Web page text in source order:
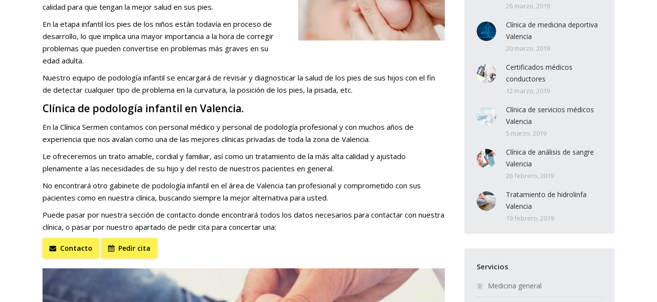
calidad para que tengan la mejor salud en sus pies.
En la etapa infantil los pies de los niños están todavía en proceso de
desarrollo, lo que implica una mayor importancia a la hora de corregir
problemas que pueden convertise en problemas más graves en su
edad adulta.
Nuestro equipo de podología infantil se encargará de revisar y diagnosticar la salud de los pies de sus hijos con el fin
de detectar cualquier tipo de problema en la curvatura, la posición de los pies, la pisada, etc.
Clínica de podología infantil en Valencia.
En la Clínica Sermen contamos con personal médico y personal de podología profesional y con muchos años de
experiencia que nos avalan como una de las mejores clínicas privadas de toda la zona de Valencia.
Le ofreceremos un trato amable, cordial y familiar, así como un tratamiento de la más alta calidad y ajustado
plenamente a las necesidades de su hijo y del resto de nuestros pacientes en general.
No encontrará otro gabinete de podología infantil en el área de Valencia tan profesional y comprometido con sus
pacientes como en nuestra clínica, buscando siempre la mejor alternativa para usted.
Puede pasar por nuestra sección de contacto donde encontrará todos los datos necesarios para contactar con nuestra
clínica, o pasar por nuestro apartado de pedir cita para concertar una:
Contacto Pedir cita
26 marzo, 2019
Clínica de medicina deportiva
Valencia
20 marzo, 2019
Certificados médicos
conductores
12 marzo, 2019
Clínica de servicios médicos
Valencia
5 marzo, 2019
Clínica de análisis de sangre
Valencia
26 febrero, 2019
Tratamiento de hidrolinfa
Valencia
19 febrero, 2019
Servicios
Medicina general